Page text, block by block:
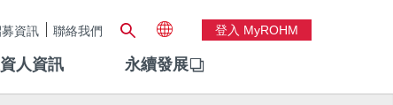
資訊 聯絡我們 登入 MyROHM
人資訊 永續發展